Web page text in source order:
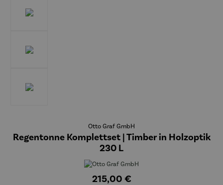
Otto Graf GmbH
Regentonne Komplettset | Timber in Holzoptik
230 L
215,00 €